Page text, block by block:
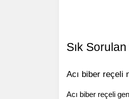
Sık
Acı biber reçeli
Acı biber reçeli